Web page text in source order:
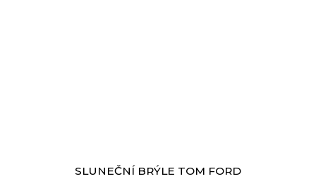
SLUNEČNÍ BRÝLE TOM FORD